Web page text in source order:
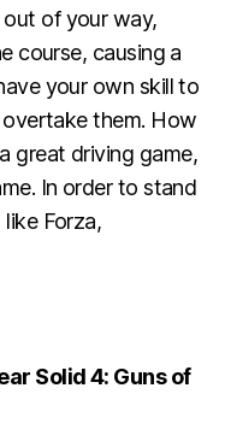
of your way,
course, causing a
your own skill to
them. How
great driving game,
In order to stand
Forza,
Solid 4: Guns of